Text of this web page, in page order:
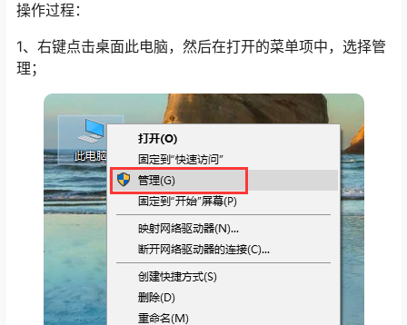
操作过程：
1、右键点击桌面此电脑，然后在打开的菜单项中，选择管
理；